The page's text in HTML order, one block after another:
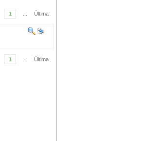
1 Última
1 Última